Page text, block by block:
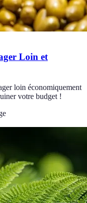
Loin et
loin économiquement
votre budget !